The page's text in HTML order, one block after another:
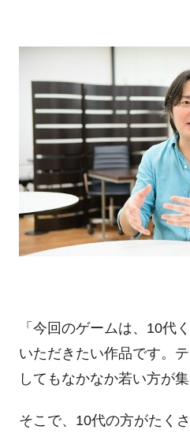
「今回のゲームは、10代
いただきたい作品です。
してもなかなか若い方が
そこで、10代の方がたく